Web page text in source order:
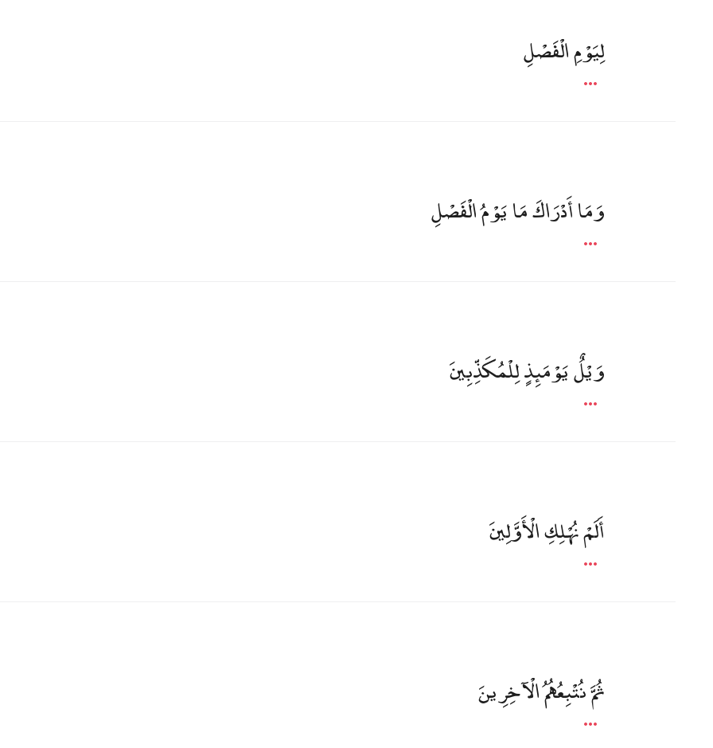
لِيَوْمِ الْفَصْلِ
وَمَا أَدْرَاكَ مَا يَوْمُ الْفَصْلِ
وَيْلٌ يَوْمَئِذٍ لِلْمُكَذِّبِينَ
أَلَمْ نُهْلِكِ الْأَوَّلِينَ
ثُمَّ نُتْبِعُهُمُ الْآخِرِينَ